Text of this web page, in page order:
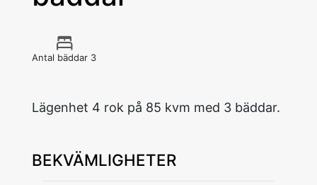
Antal bäddar 3
Lägenhet 4 rok på 85 kvm med 3 bäddar.
BEKVÄMLIGHETER